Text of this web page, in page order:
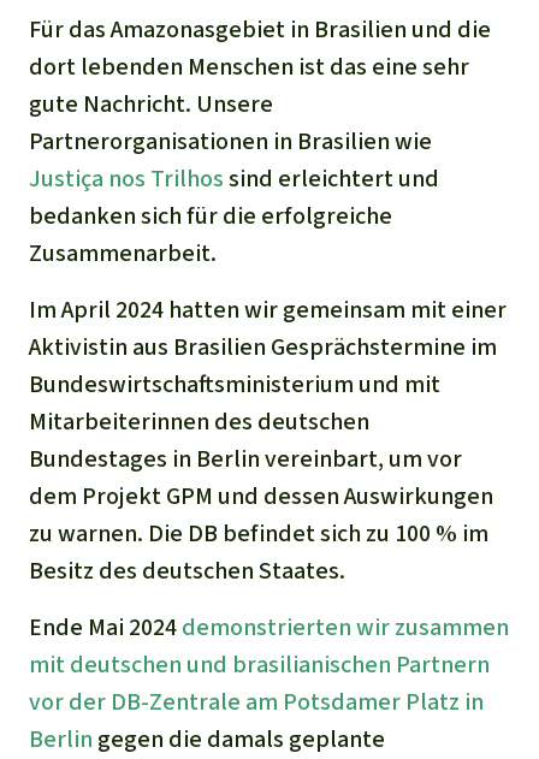
Staudämme
Straßen
Für das Amazonasgebiet in Brasilien und die
dort lebenden Menschen ist das eine sehr
gute Nachricht. Unsere
Partnerorganisationen in Brasilien wie
Justiça nos Trilhossind erleichtert und
bedanken sich für die erfolgreiche
Zusammenarbeit.
Im April 2024 hatten wir gemeinsam mit einer
Aktivistin aus Brasilien Gesprächstermine im
Bundeswirtschaftsministerium und mit
Mitarbeiterinnen des deutschen
Bundestages in Berlin vereinbart, um vor
dem Projekt GPM und dessen Auswirkungen
zu warnen. Die DB befindet sich zu 100 % im
Besitz des deutschen Staates.
Ende Mai 2024demonstrierten wir zusammen
mit deutschen und brasilianischen Partnern
vor der DB-Zentrale am Potsdamer Platz in
Berlin gegen die damals geplante